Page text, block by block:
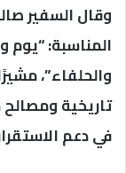
وقال السفير
المناسبة: “يوم
والحلفاء”،
تاريخية
في دعم